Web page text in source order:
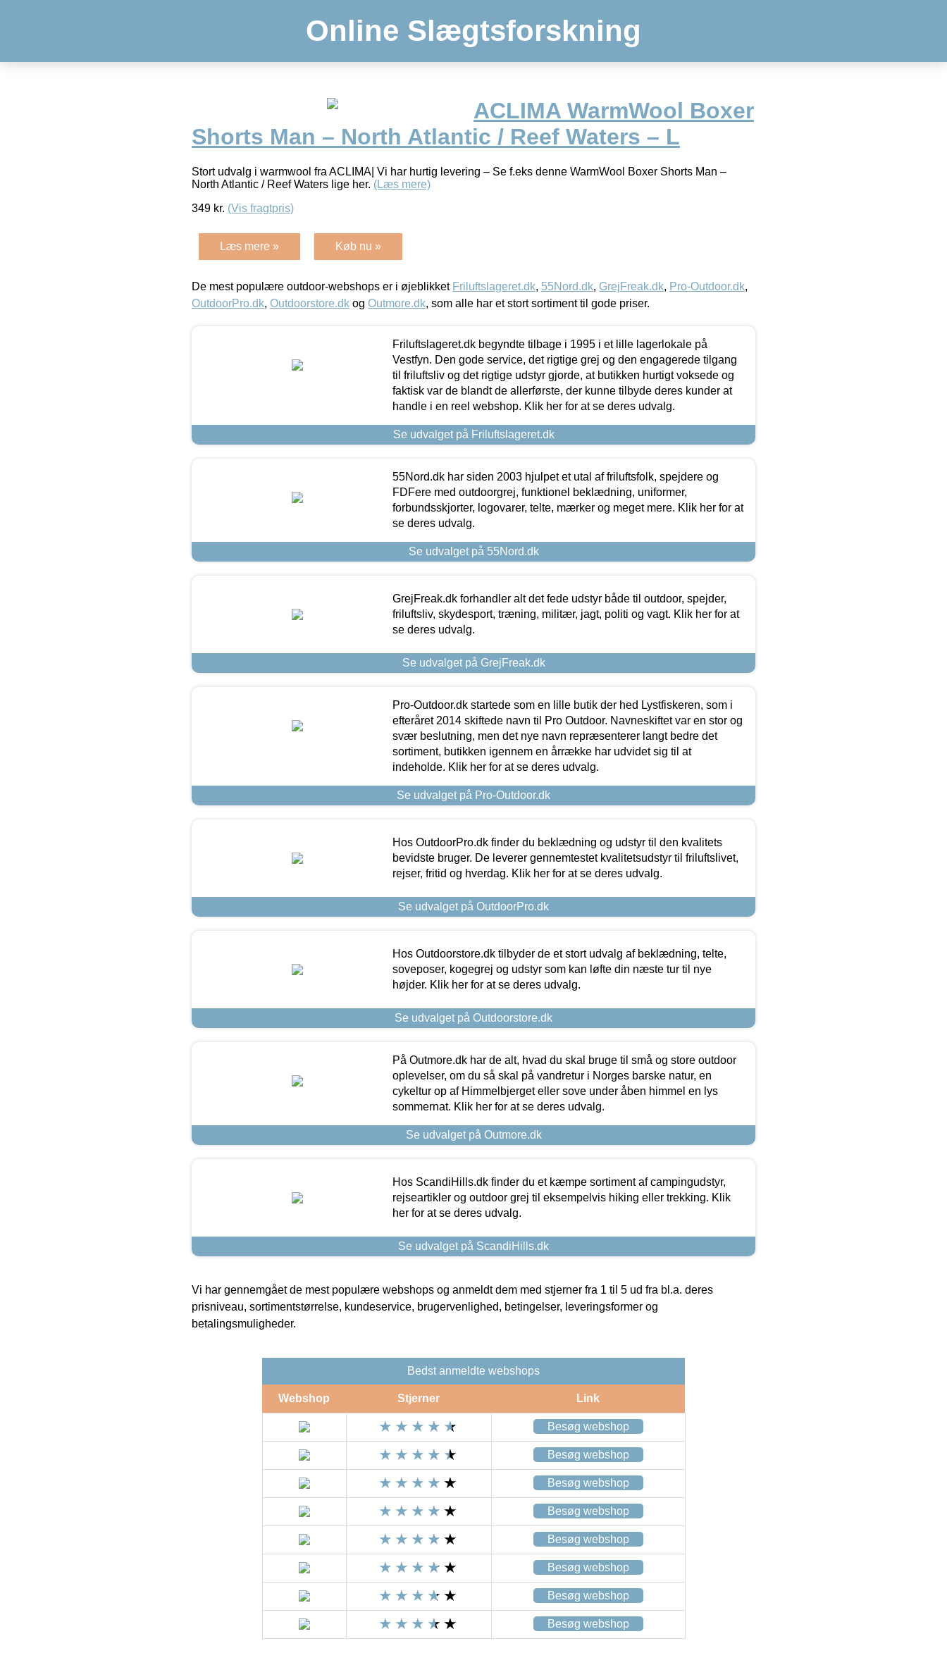
Online Slægtsforskning
ACLIMA WarmWool Boxer
Shorts Man – North Atlantic / Reef Waters – L
Stort udvalg i warmwool fra ACLIMA| Vi har hurtig levering – Se f.eks denne WarmWool Boxer Shorts Man –
North Atlantic / Reef Waters lige her. (Læs mere)
349 kr. (Vis fragtpris)
Læs mere » Køb nu »
De mest populære outdoor-webshops er i øjeblikket Friluftslageret.dk, 55Nord.dk, GrejFreak.dk, Pro-Outdoor.dk,
OutdoorPro.dk, Outdoorstore.dk og Outmore.dk, som alle har et stort sortiment til gode priser.
Friluftslageret.dk begyndte tilbage i 1995 i et lille lagerlokale på
Vestfyn. Den gode service, det rigtige grej og den engagerede tilgang
til friluftsliv og det rigtige udstyr gjorde, at butikken hurtigt voksede og
faktisk var de blandt de allerførste, der kunne tilbyde deres kunder at
handle i en reel webshop. Klik her for at se deres udvalg.
Se udvalget på Friluftslageret.dk
55Nord.dk har siden 2003 hjulpet et utal af friluftsfolk, spejdere og
FDFere med outdoorgrej, funktionel beklædning, uniformer,
forbundsskjorter, logovarer, telte, mærker og meget mere. Klik her for at
se deres udvalg.
Se udvalget på 55Nord.dk
GrejFreak.dk forhandler alt det fede udstyr både til outdoor, spejder,
friluftsliv, skydesport, træning, militær, jagt, politi og vagt. Klik her for at
se deres udvalg.
Se udvalget på GrejFreak.dk
Pro-Outdoor.dk startede som en lille butik der hed Lystfiskeren, som i
efteråret 2014 skiftede navn til Pro Outdoor. Navneskiftet var en stor og
svær beslutning, men det nye navn repræsenterer langt bedre det
sortiment, butikken igennem en årrække har udvidet sig til at
indeholde. Klik her for at se deres udvalg.
Se udvalget på Pro-Outdoor.dk
Hos OutdoorPro.dk finder du beklædning og udstyr til den kvalitets
bevidste bruger. De leverer gennemtestet kvalitetsudstyr til friluftslivet,
rejser, fritid og hverdag. Klik her for at se deres udvalg.
Se udvalget på OutdoorPro.dk
Hos Outdoorstore.dk tilbyder de et stort udvalg af beklædning, telte,
soveposer, kogegrej og udstyr som kan løfte din næste tur til nye
højder. Klik her for at se deres udvalg.
Se udvalget på Outdoorstore.dk
På Outmore.dk har de alt, hvad du skal bruge til små og store outdoor
oplevelser, om du så skal på vandretur i Norges barske natur, en
cykeltur op af Himmelbjerget eller sove under åben himmel en lys
sommernat. Klik her for at se deres udvalg.
Se udvalget på Outmore.dk
Hos ScandiHills.dk finder du et kæmpe sortiment af campingudstyr,
rejseartikler og outdoor grej til eksempelvis hiking eller trekking. Klik
her for at se deres udvalg.
Se udvalget på ScandiHills.dk
Vi har gennemgået de mest populære webshops og anmeldt dem med stjerner fra 1 til 5 ud fra bl.a. deres
prisniveau, sortimentstørrelse, kundeservice, brugervenlighed, betingelser, leveringsformer og
betalingsmuligheder.
Bedst anmeldte webshops
Webshop Stjerner Link
Besøg webshop
Besøg webshop
Besøg webshop
Besøg webshop
Besøg webshop
Besøg webshop
Besøg webshop
Besøg webshop